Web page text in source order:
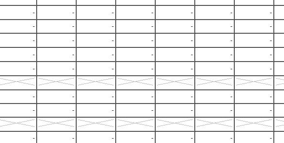
- - - - - -
-
- - - - - -
-
- - - - - -
-
- - - - - -
-
- - - - - -
-
- - - - - -
-
- - - - - -
-
- - - - - -
-